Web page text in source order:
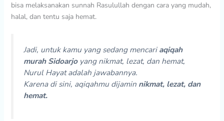
bisa melaksanakan sunnah Rasulullah dengan cara yang mudah,
halal, dan tentu saja hemat.
Jadi, untuk kamu yang sedang mencariaqiqah
murah Sidoarjoyang nikmat, lezat, dan hemat,
Nurul Hayat adalah jawabannya.
Karena di sini, aqiqahmu dijamin nikmat, lezat, dan
hemat.